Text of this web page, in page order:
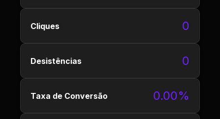
Cliques 0
Desistências 0
Taxa de Conversão 0.00%